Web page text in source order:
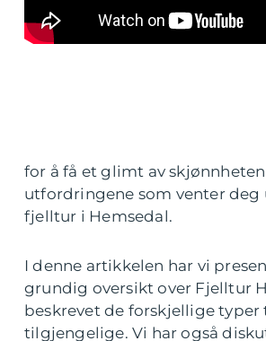
for å få et glimt av
utfordringene som venter deg
fjelltur i Hemsedal.
I denne artikkelen har vi
grundig oversikt over Fjelltur
beskrevet de forskjellige typer
tilgjengelige. Vi har også